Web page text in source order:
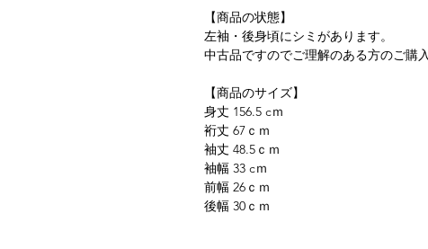
【商品の状態】
左袖・後身頃にシミがあります。
中古品ですのでご理解のある方のご購
【商品のサイズ】
身丈 156.5 cｍ
裄丈 67ｃｍ
袖丈 48.5ｃｍ
袖幅 33 cｍ
前幅 26ｃｍ
後幅 30ｃｍ